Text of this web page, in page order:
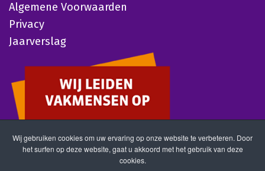
Algemene Voorwaarden
Privacy
Jaarverslag
Wij gebruiken cookies om uw ervaring op onze website te verbeteren. Door
het surfen op deze website, gaat u akkoord met het gebruik van deze
cookies.